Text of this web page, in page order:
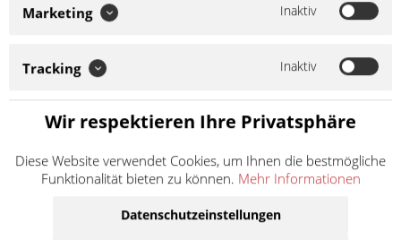
Haut führen.H222: Extrem entzündbares Aerosol. H229:
H413:Kann für Wasserorganismen schädlich sein, mit
langfristiger Wirkung.
8,27 € *
zzgl. Versandkosten
Marketing Inaktiv
Tracking Inaktiv
Wir respektieren Ihre Privatsphäre
Diese Website verwendet Cookies, um Ihnen die bestmögliche
Funktionalität bieten zu können. Mehr Informationen
Datenschutzeinstellungen